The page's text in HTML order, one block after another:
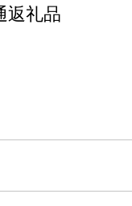
返礼品